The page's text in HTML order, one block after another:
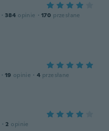
· 384 opinie · 170 przesłane
· 19 opinie · 4 przesłane
· 2 opinie